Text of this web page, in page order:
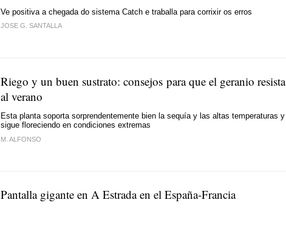
Ve positiva a chegada do sistema Catch e traballa para corrixir os erros
JOSE G. SANTALLA
Riego y un buen sustrato: consejos para que el geranio resista
al verano
Esta planta soporta sorprendentemente bien la sequía y las altas temperaturas y
sigue floreciendo en condiciones extremas
M. ALFONSO
Pantalla gigante en A Estrada en el España-Francia